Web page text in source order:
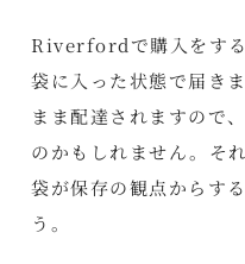
Riverfordで購入をす
袋に入った状態で届き
まま配達されますので
のかもしれません。そ
袋が保存の観点からす
う。